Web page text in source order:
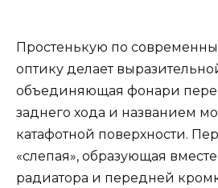
Простенькую по
оптику делает
объединяющая фонари
заднего хода и названием
катафотной поверхности.
«слепая», образующая
радиатора и передней